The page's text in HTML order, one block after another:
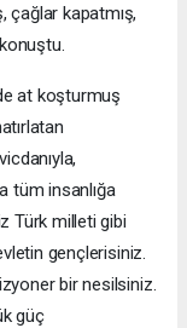
kapatmış,
at koşturmuş
tüm insanlığa
Türk milleti gibi
gençlerisiniz.
bir nesilsiniz.
güç